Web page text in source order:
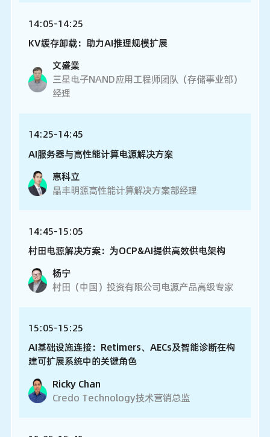
14:05-14:25
KV缓存卸载：助力AI推理规模扩展
文盛業
三星电子NAND应用工程师团队（存储事业部）
经理
14:25-14:45
AI服务器与高性能计算电源解决方案
惠科立
晶丰明源高性能计算解决方案部经理
14:45-15:05
村田电源解决方案：为OCP&AI提供高效供电架构
杨宁
村田（中国）投资有限公司电源产品高级专家
15:05-15:25
AI基础设施连接：Retimers、AECs及智能诊断在构
建可扩展系统中的关键角色
Ricky Chan
Credo Technology技术营销总监